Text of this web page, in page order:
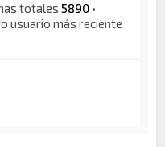
totales5890 •
usuario más reciente